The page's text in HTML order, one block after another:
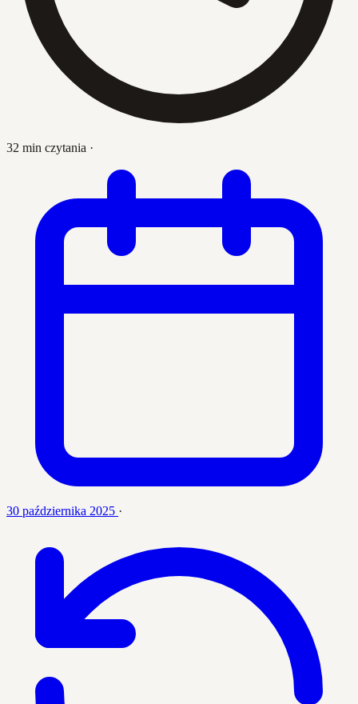
32 min czytania ·
30 października 2025 ·